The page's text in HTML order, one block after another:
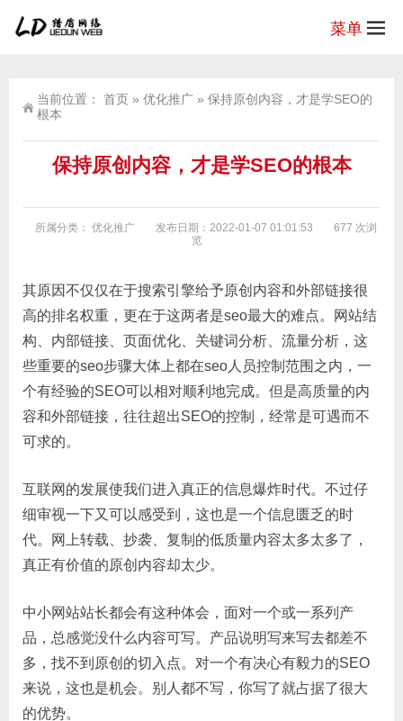
菜单
当前位置： 首页 » 优化推广 » 保持原创内容，才是学SEO的
根本
保持原创内容，才是学SEO的根本
所属分类： 优化推广 发布日期：2022-01-07 01:01:53
677 次浏
览
其原因不仅仅在于搜索引擎给予原创内容和外部链接很
高的排名权重，更在于这两者是seo最大的难点。网站结
构、内部链接、页面优化、关键词分析、流量分析，这
些重要的seo步骤大体上都在seo人员控制范围之内，一
个有经验的SEO可以相对顺利地完成。但是高质量的内
容和外部链接，往往超出SEO的控制，经常是可遇而不
可求的。
互联网的发展使我们进入真正的信息爆炸时代。不过仔
细审视一下又可以感受到，这也是一个信息匮乏的时
代。网上转载、抄袭、复制的低质量内容太多太多了，
真正有价值的原创内容却太少。
中小网站站长都会有这种体会，面对一个或一系列产
品，总感觉没什么内容可写。产品说明写来写去都差不
多，找不到原创的切入点。对一个有决心有毅力的SEO
来说，这也是机会。别人都不写，你写了就占据了很大
的优势。